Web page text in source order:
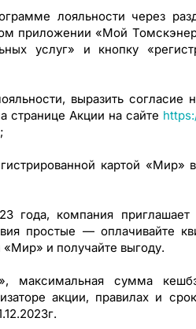
лояльности через
приложении «Мой
услуг» и кнопку
выразить согласие
странице Акции на сайте
картой «Мир»
года, компания
простые — оплачивайте
и получайте выгоду.
максимальная сумма
акции, правилах и